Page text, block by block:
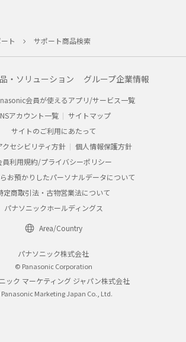
ト サポート商品検索
・ソリューション グループ企業情報
会員が使えるアプリ/サービス一覧
アカウント一覧
サイトマップ
サイトのご利用にあたって
クセシビリティ方針
個人情報保護方針
員利用規約/プライバシーポリシー
お預かりしたパーソナルデータについて
定商取引法・古物営業法について
パナソニックホールディングス
Area/Country
パナソニック株式会社
© Panasonic Corporation
ック マーケティング ジャパン株式会社
Marketing Japan Co., Ltd.